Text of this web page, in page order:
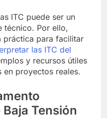
ITC puede ser un
técnico. Por ello,
práctica para facilitar
las ITC del
y recursos útiles
en proyectos reales.
Tensión